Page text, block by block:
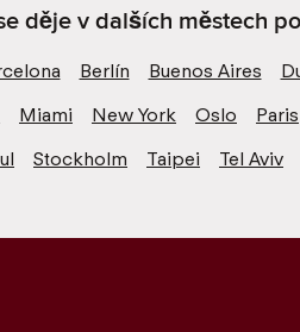
děje v dalších městech
Berlín Buenos Aires
Miami New York Oslo Paris
Stockholm Taipei Tel Aviv